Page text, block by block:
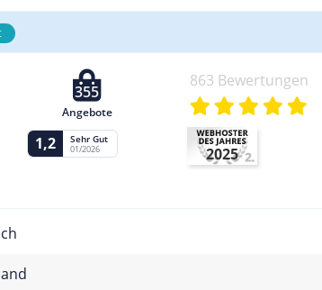
355
Angebote
863 Bewertungen
1,2 Sehr Gut
01/2026 2025